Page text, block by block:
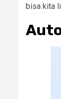
bisa kita